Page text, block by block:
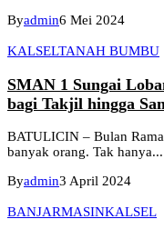
Byadmin6 Mei 2024
KALSELTANAH BUMBU
SMAN 1 Sungai
bagi Takjil hingga
BATULICIN – Bulan
banyak orang. Tak hanya...
Byadmin3 April 2024
BANJARMASINKALSEL